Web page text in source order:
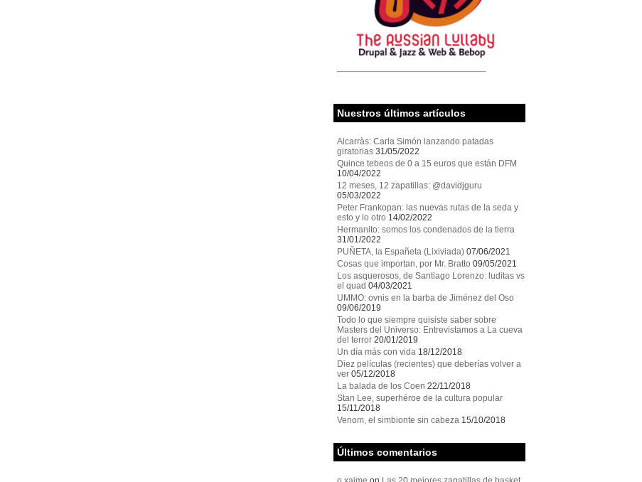
Nuestros últimos artículos
Alcarràs: Carla Simón lanzando patadas
giratorias 31/05/2022
Quince tebeos de 0 a 15 euros que están DFM
10/04/2022
12 meses, 12 zapatillas: @davidjguru
05/03/2022
Peter Frankopan: las nuevas rutas de la seda y
esto y lo otro 14/02/2022
Hermanito: somos los condenados de la tierra
31/01/2022
PUÑETA, la Españeta (Lixiviada) 07/06/2021
Cosas que importan, por Mr. Bratto 09/05/2021
Los asquerosos, de Santiago Lorenzo: luditas vs
el quad 04/03/2021
UMMO: ovnis en la barba de Jiménez del Oso
09/06/2019
Todo lo que siempre quisiste saber sobre
Masters del Universo: Entrevistamos a La cueva
del terror 20/01/2019
Un día más con vida 18/12/2018
Diez películas (recientes) que deberías volver a
ver 05/12/2018
La balada de los Coen 22/11/2018
Stan Lee, superhéroe de la cultura popular
15/11/2018
Venom, el simbionte sin cabeza 15/10/2018
Últimos comentarios